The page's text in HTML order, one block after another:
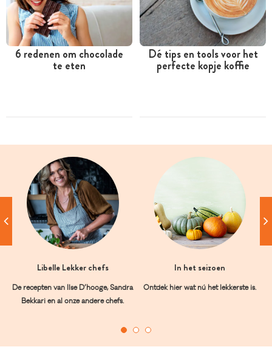
6 redenen om chocolade
te eten
Dé tips en tools voor het
perfecte kopje koffie
Libelle Lekker chefs
De recepten van Ilse D’hooge, Sandra
Bekkari en al onze andere chefs.
In het seizoen
Ontdek hier wat nú het lekkerste is.